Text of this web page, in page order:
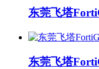
东莞飞塔
东莞飞塔